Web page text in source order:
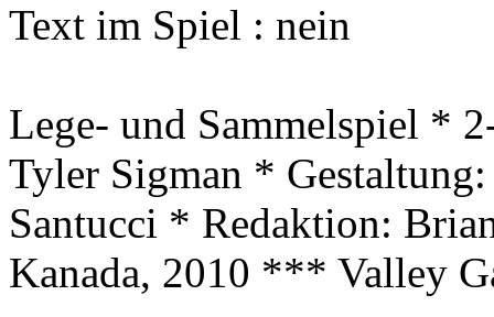
Text im Spiel : nein
Lege- und Sammelspiel *
Tyler Sigman *
Santucci * Redaktion:
Kanada, 2010 *** Valley